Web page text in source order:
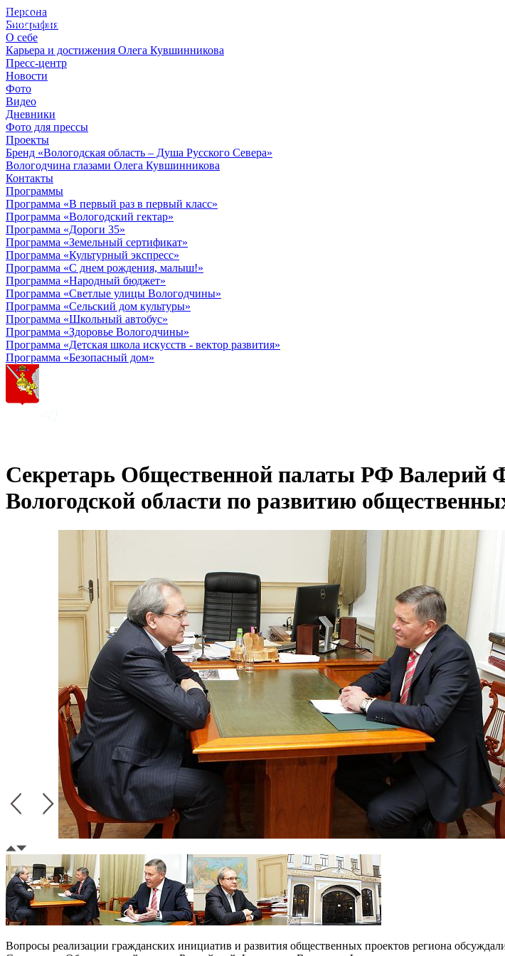
Персона
Биография
О себе
Карьера и достижения Олега Кувшинникова
Пресс-центр
Новости
Фото
Видео
Дневники
Фото для прессы
Проекты
Бренд «Вологодская область – Душа Русского Севера»
Вологодчина глазами Олега Кувшинникова
Контакты
Программы
Программа «В первый раз в первый класс»
Программа «Вологодский гектар»
Программа «Дороги 35»
Программа «Земельный сертификат»
Программа «Культурный экспресс»
Программа «С днем рождения, малыш!»
Программа «Народный бюджет»
Программа «Светлые улицы Вологодчины»
Программа «Сельский дом культуры»
Программа «Школьный автобус»
Программа «Здоровье Вологодчины»
Программа «Детская школа искусств - вектор развития»
Программа «Безопасный дом»
Секретарь Общественной палаты РФ Валерий
Вологодской области по развитию
Вопросы реализации гражданских инициатив и развития общественных проектов региона
© 2012 - 2023,
КУВШИННИКОВ О.А.